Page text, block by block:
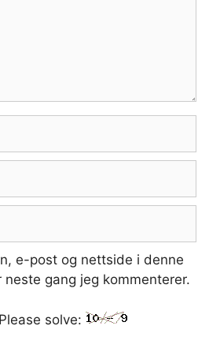
e-post og nettside i denne
gang jeg kommenterer.
solve: